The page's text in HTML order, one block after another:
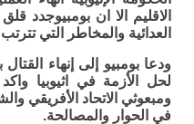
الاقليم الا ان بومبيوجدد
العدائية والمخاطر التي
ودعا بومبيو إلى إنهاء
لحل الأزمة في اثيوبيا واكد
ومبعوثي الاتحاد الأفريقي
في الحوار والمصالحة.